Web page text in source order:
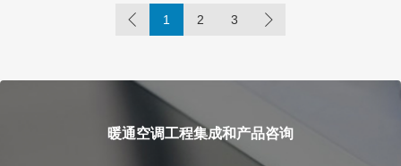
1 2 3
暖通空调工程集成和产品咨询